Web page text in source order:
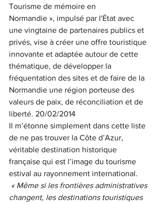
Tourisme de mémoire en
Normandie », impulsé par l'État avec
une vingtaine de partenaires publics et
privés, vise à créer une offre touristique
innovante et adaptée autour de cette
thématique, de développer la
fréquentation des sites et de faire de la
Normandie une région porteuse des
valeurs de paix, de réconciliation et de
liberté. 20/02/2014
Il m’étonne simplement dans cette liste
de ne pas trouver la Côte d’Azur,
véritable destination historique
française qui est l’image du tourisme
estival au rayonnement international.
« Même si les frontières administratives
changent, les destinations touristiques